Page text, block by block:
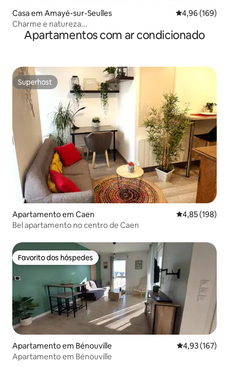
Casa em Amayé-sur-Seulles Classificação
4,96 (169)
Charme e natureza...
Apartamentos com ar condicionado
Superhost
Superhost
Apartamento em Caen Classificação
4,85 (198)
Bel apartamento no centro de Caen
Favorito dos hóspedes
Favorito dos hóspedes
Apartamento em Bénouville Classificação
4,93 (167)
Apartamento em Bénouville